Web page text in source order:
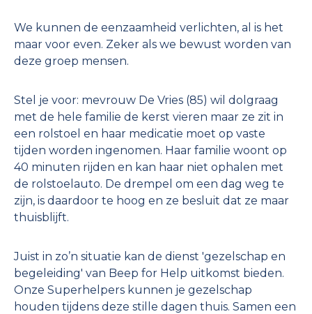
We kunnen de eenzaamheid verlichten, al is het
maar voor even. Zeker als we bewust worden van
deze groep mensen.
Stel je voor: mevrouw De Vries (85) wil dolgraag
met de hele familie de kerst vieren maar ze zit in
een rolstoel en haar medicatie moet op vaste
tijden worden ingenomen. Haar familie woont op
40 minuten rijden en kan haar niet ophalen met
de rolstoelauto. De drempel om een dag weg te
zijn, is daardoor te hoog en ze besluit dat ze maar
thuisblijft.
Juist in zo’n situatie kan de dienst 'gezelschap en
begeleiding' van Beep for Help uitkomst bieden.
Onze Superhelpers kunnen je gezelschap
houden tijdens deze stille dagen thuis. Samen een